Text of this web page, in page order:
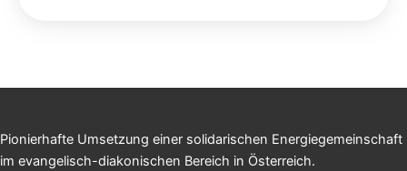
Pionierhafte Umsetzung einer solidarischen Energiegemeinschaft
im evangelisch-diakonischen Bereich in Österreich.